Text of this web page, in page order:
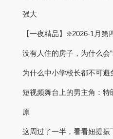
强大
【一夜精品】❇️2026-1月
没有人住的房子，为什么会
为什么中小学校长都不可避
短视频舞台上的男主角：
原
这周过了一半，看看妞提振